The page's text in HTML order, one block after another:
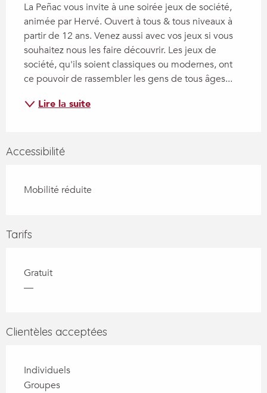
La Peñac vous invite à une soirée jeux de société,
animée par Hervé. Ouvert à tous & tous niveaux à
partir de 12 ans. Venez aussi avec vos jeux si vous
souhaitez nous les faire découvrir. Les jeux de
société, qu'ils soient classiques ou modernes, ont
ce pouvoir de rassembler les gens de tous âges...
Lire la suite
Accessibilité
Mobilité réduite
Tarifs
Gratuit
—
Clientèles acceptées
Individuels
Groupes